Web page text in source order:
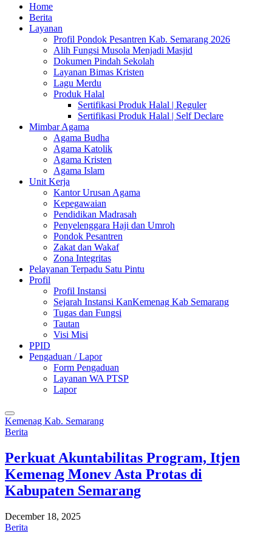
Home
Berita
Layanan
Profil Pondok Pesantren Kab. Semarang 2026
Alih Fungsi Musola Menjadi Masjid
Dokumen Pindah Sekolah
Layanan Bimas Kristen
Lagu Merdu
Produk Halal
Sertifikasi Produk Halal | Reguler
Sertifikasi Produk Halal | Self Declare
Mimbar Agama
Agama Budha
Agama Katolik
Agama Kristen
Agama Islam
Unit Kerja
Kantor Urusan Agama
Kepegawaian
Pendidikan Madrasah
Penyelenggara Haji dan Umroh
Pondok Pesantren
Zakat dan Wakaf
Zona Integritas
Pelayanan Terpadu Satu Pintu
Profil
Profil Instansi
Sejarah Instansi KanKemenag Kab Semarang
Tugas dan Fungsi
Tautan
Visi Misi
PPID
Pengaduan / Lapor
Form Pengaduan
Layanan WA PTSP
Lapor
Kemenag Kab. Semarang
Berita
Perkuat Akuntabilitas Program, Itjen
Kemenag Monev Asta Protas di
Kabupaten Semarang
December 18, 2025
Berita